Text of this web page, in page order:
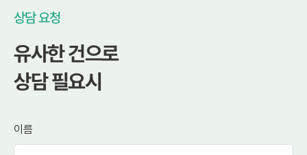
상담 요청
유사한 건으로
상담 필요시
이름